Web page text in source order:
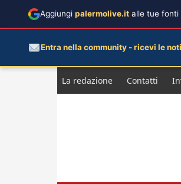
La redazione Contatti
Aggiungi palermolive.it alle tue fonti
Entra nella community - ricevi le